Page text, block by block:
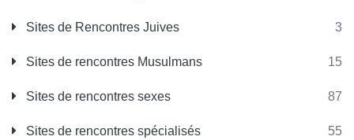
Sites de Rencontres Juives 3
Sites de rencontres Musulmans 15
Sites de rencontres sexes 87
Sites de rencontres spécialisés 55